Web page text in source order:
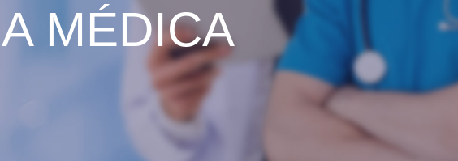
MÉDICA